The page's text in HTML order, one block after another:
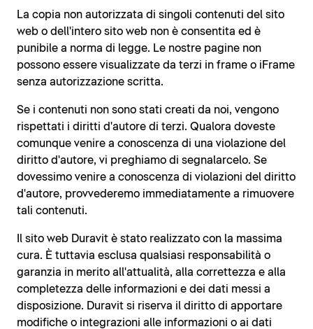
La copia non autorizzata di singoli contenuti del sito
web o dell'intero sito web non è consentita ed è
punibile a norma di legge. Le nostre pagine non
possono essere visualizzate da terzi in frame o iFrame
senza autorizzazione scritta.
Se i contenuti non sono stati creati da noi, vengono
rispettati i diritti d'autore di terzi. Qualora doveste
comunque venire a conoscenza di una violazione del
diritto d'autore, vi preghiamo di segnalarcelo. Se
dovessimo venire a conoscenza di violazioni del diritto
d'autore, provvederemo immediatamente a rimuovere
tali contenuti.
Il sito web Duravit è stato realizzato con la massima
cura. È tuttavia esclusa qualsiasi responsabilità o
garanzia in merito all'attualità, alla correttezza e alla
completezza delle informazioni e dei dati messi a
disposizione. Duravit si riserva il diritto di apportare
modifiche o integrazioni alle informazioni o ai dati